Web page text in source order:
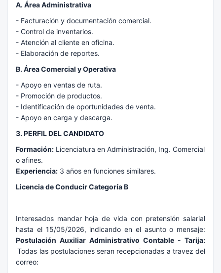
A. Área Administrativa
- Facturación y documentación comercial.
- Control de inventarios.
- Atención al cliente en oficina.
- Elaboración de reportes.
B. Área Comercial y Operativa
- Apoyo en ventas de ruta.
- Promoción de productos.
- Identificación de oportunidades de venta.
- Apoyo en carga y descarga.
3. PERFIL DEL CANDIDATO
Formación: Licenciatura en Administración, Ing. Comercial
o afines.
Experiencia: 3 años en funciones similares.
Licencia de Conducir Categoría B
Interesados mandar hoja de vida con pretensión salarial
hasta el 15/05/2026, indicando en el asunto o mensaje:
Postulación Auxiliar Administrativo Contable - Tarija:
Todas las postulaciones seran recepcionadas a travez del
correo: